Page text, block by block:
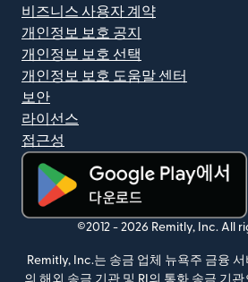
비즈니스 사용자 계약
개인정보 보호 공지
개인정보 보호 선택
개인정보 보호 도움말 센터
보안
라이선스
접근성
(새 창에서 열림)
©2012 - 2026 Remitly, Inc. All
Remitly, Inc.는 송금 업체 뉴욕주 금융 서
의 해외 송금 기관 및 RI의 통화 송금 기